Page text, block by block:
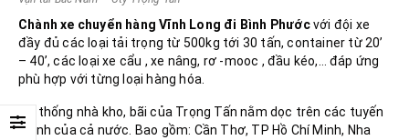
Chành xe chuyển hàng Vĩnh Long đi Bình Phướcvới đội xe
đầy đủ các loại tải trọng từ 500kg tới 30 tấn, container từ 20’
– 40’, các loại xe cẩu , xe nâng, rơ -mooc , đầu kéo,… đáp ứng
phù hợp với từng loại hàng hóa.
Hệ thống nhà kho, bãi của Trọng Tấn nằm dọc trên các tuyến
chính của cả nước. Bao gồm: Cần Thơ, TP Hồ Chí Minh, Nha